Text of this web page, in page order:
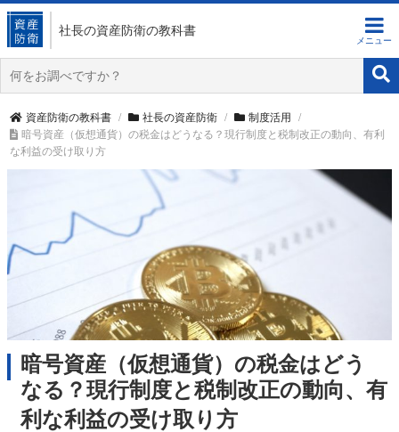
社長の資産防衛の教科書
資産防衛の教科書 社長の資産防衛
制度活用
暗号資産（仮想通貨）の税金はどうなる？現行制度と税制改正の動向、有利
な利益の受け取り方
暗号資産（仮想通貨）の税金はどう
なる？現行制度と税制改正の動向、有
利な利益の受け取り方